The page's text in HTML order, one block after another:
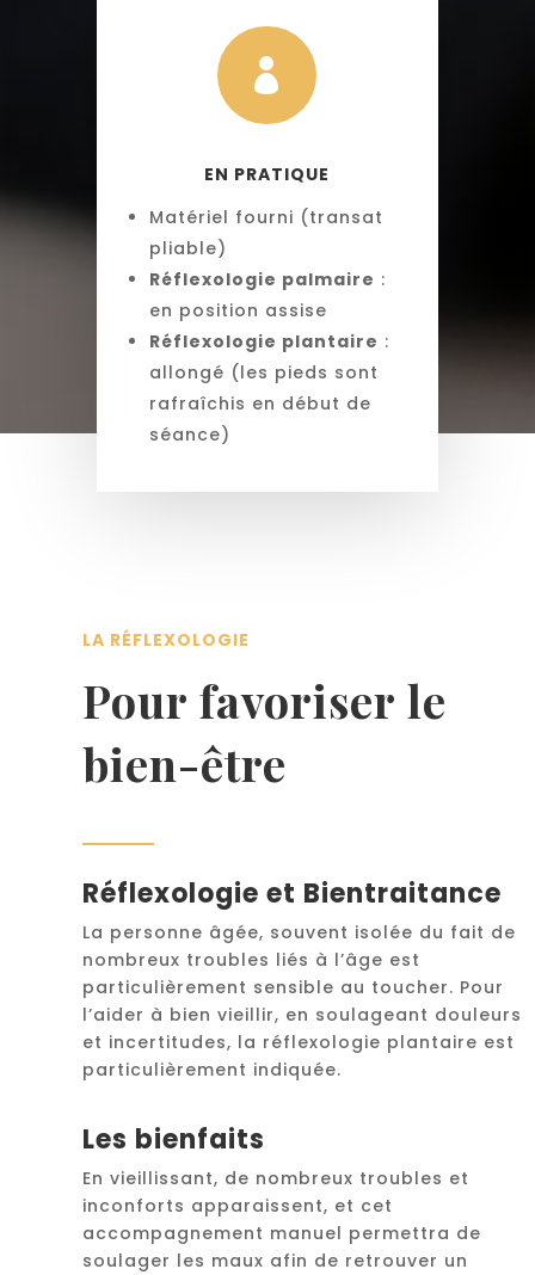

EN PRATIQUE
Matériel fourni (transat
pliable)
Réflexologie palmaire :
en position assise
Réflexologie plantaire :
allongé (les pieds sont
rafraîchis en début de
séance)
LA RÉFLEXOLOGIE
Pour favoriser le
bien-être
Réflexologie et Bientraitance
La personne âgée, souvent isolée du fait de
nombreux troubles liés à l’âge est
particulièrement sensible au toucher. Pour
l’aider à bien vieillir, en soulageant douleurs
et incertitudes, la réflexologie plantaire est
particulièrement indiquée.
Les bienfaits
En vieillissant, de nombreux troubles et
inconforts apparaissent, et cet
accompagnement manuel permettra de
soulager les maux afin de retrouver un